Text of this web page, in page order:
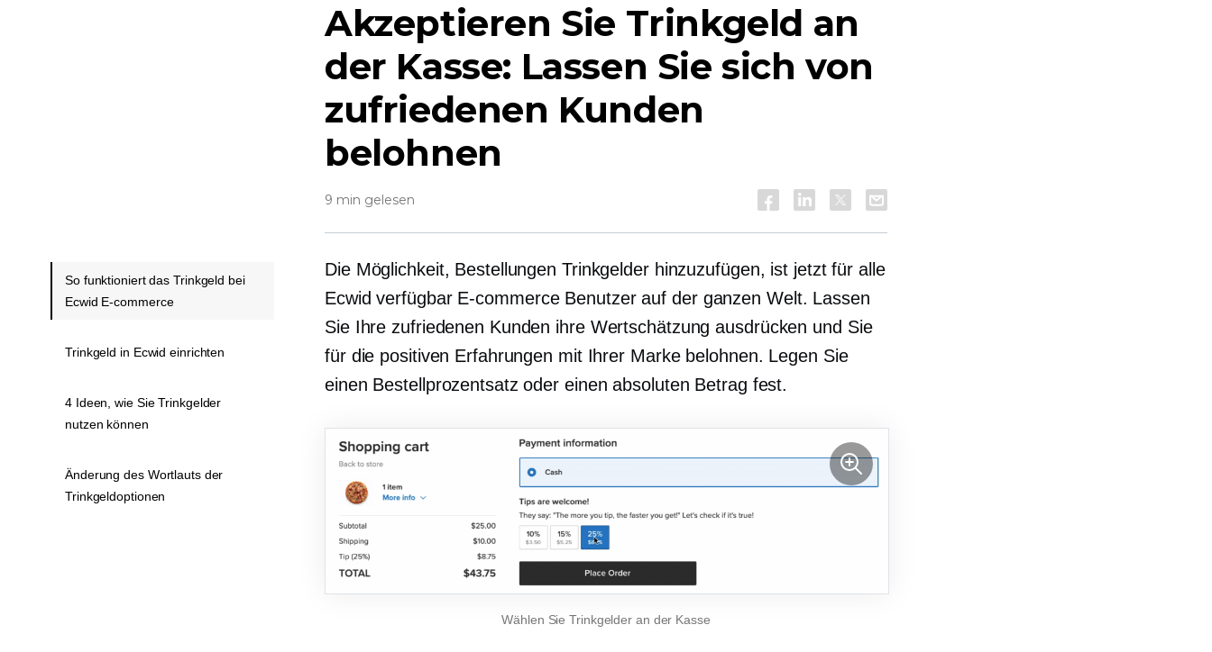
Akzeptieren Sie Trinkgeld an
der Kasse: Lassen Sie sich von
zufriedenen Kunden
belohnen
9 min gelesen
Die Möglichkeit, Bestellungen Trinkgelder hinzuzufügen, ist jetzt für alle
Ecwid verfügbar E-commerceBenutzer auf der ganzen Welt. Lassen
Sie Ihre zufriedenen Kunden ihre Wertschätzung ausdrücken und Sie
für die positiven Erfahrungen mit Ihrer Marke belohnen. Legen Sie
einen Bestellprozentsatz oder einen absoluten Betrag fest.
Wählen Sie Trinkgelder an der Kasse
So funktioniert das Trinkgeld bei
Ecwid E-commerce
Trinkgeld in Ecwid einrichten
4 Ideen, wie Sie Trinkgelder
nutzen können
Änderung des Wortlauts der
Trinkgeldoptionen